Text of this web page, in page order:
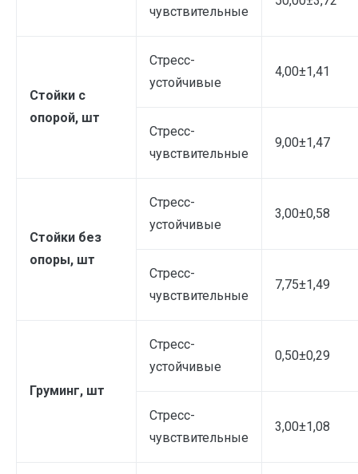
чувствительные
Стойки с
опорой, шт
Стресс-
устойчивые
4,00±1,41
Стресс-
чувствительные
9,00±1,47
Стойки без
опоры, шт
Стресс-
устойчивые
3,00±0,58
Стресс-
чувствительные
7,75±1,49
Груминг, шт
Стресс-
устойчивые
0,50±0,29
Стресс-
чувствительные
3,00±1,08